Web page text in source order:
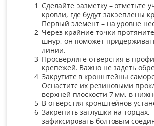
Сделайте разметку – отметьте
кровли, где будут закреплены
Первый элемент – на уровне
Через крайние точки
шнур, он поможет
линии.
Просверлите отверстия в
крепежей. Важно не задеть
Закрутите в кронштейны
Оснастите их резиновыми
верхней плоскости 7 мм, в
В отверстия кронштейнов
Закрепить заглушки на торцах,
зафиксировать болтовым